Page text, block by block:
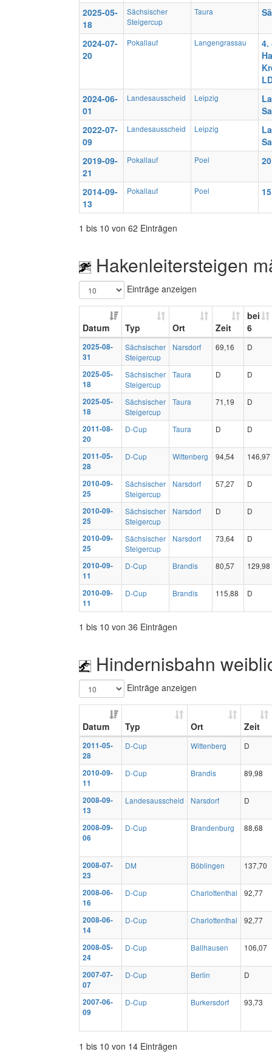
2025-05-
18
Sächsischer
Steigercup
Taura
2024-07-
20
Pokallauf Langengrassau
4.
2024-06-
01
Landesausscheid Leipzig
2022-07-
09
Landesausscheid Leipzig
2019-09-
21
Pokallauf Poel
2014-09-
13
Pokallauf Poel
1 bis 10 von 62 Einträgen
Hakenleitersteigen
Einträge anzeigen
Datum Typ Ort Zeit
bei
6
2025-08-
31
Sächsischer
Steigercup
Narsdorf 69,16 D
2025-05-
18
Sächsischer
Steigercup
Taura D D
2025-05-
18
Sächsischer
Steigercup
Taura 71,19 D
2011-08-
20
D-Cup Taura D D
2011-05-
28
D-Cup Wittenberg 94,54 146,97
2010-09-
25
Sächsischer
Steigercup
Narsdorf 57,27 D
2010-09-
25
Sächsischer
Steigercup
Narsdorf D D
2010-09-
25
Sächsischer
Steigercup
Narsdorf 73,64 D
2010-09-
11
D-Cup Brandis 80,57 129,98
2010-09-
11
D-Cup Brandis 115,88 D
1 bis 10 von 36 Einträgen
Hindernisbahn
Einträge anzeigen
Datum Typ Ort Zeit
2011-05-
28
D-Cup Wittenberg D
2010-09-
11
D-Cup Brandis 89,98
2008-09-
13
Landesausscheid Narsdorf D
2008-09-
06
D-Cup Brandenburg 88,68
2008-07-
23
DM Böblingen 137,70
2008-06-
16
D-Cup Charlottenthal 92,77
2008-06-
14
D-Cup Charlottenthal 92,77
2008-05-
24
D-Cup Ballhausen 106,07
2007-07-
07
D-Cup Berlin D
2007-06-
09
D-Cup Burkersdorf 93,73
1 bis 10 von 14 Einträgen